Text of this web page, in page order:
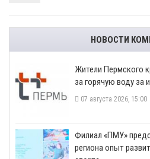
НОВОСТИ
​Жители Пермского
за горячую воду за
07 августа 2026, 15:00
​Филиал «ПМУ»
региона опыт